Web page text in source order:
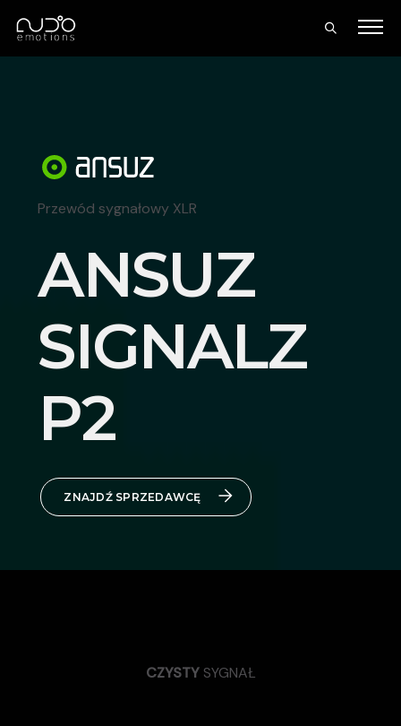
Przewód sygnałowy XLR
ANSUZ
SIGNALZ
P2
ZNAJDŹ SPRZEDAWCĘ
CZYSTY SYGNAŁ